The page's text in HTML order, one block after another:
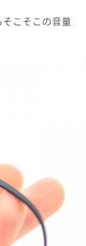
こそこの音量